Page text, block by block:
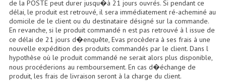
Effets Lumineux, Centre De Piste
Effets Lumineux, Effets Disco
Electronique Commande Light
Blocs De Puissance
de la POSTE peut durer jusqu�à 21 jours ouvrés. Si pendant ce
délai, le produit est retrouvé, il sera immédiatement ré-acheminé au
domicile de le client ou du destinataire désigné sur la commande.
En revanche, si le produit commandé n est pas retrouvé à l issue de
ce délai de 21 jours d�enquête, Evas procèdera à ses frais à une
nouvelle expédition des produits commandés par le client. Dans l
hypothèse où le produit commandé ne serait alors plus disponible,
nous procéderions au remboursement. En cas d�échange de
produit, les frais de livraison seront à la charge du client.